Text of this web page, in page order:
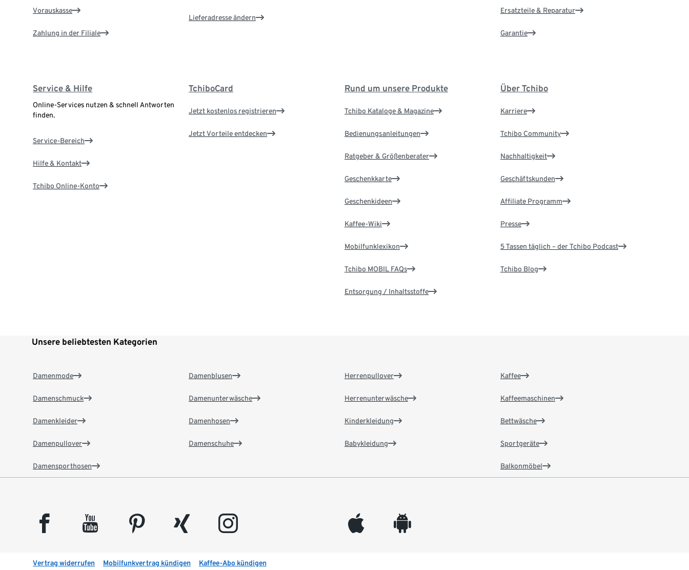
Vorauskasse
Zahlung in der Filiale
Lieferadresse ändern
Ersatzteile & Reparatur
Garantie
Service & Hilfe
Online-Services nutzen & schnell Antworten
finden.
Service-Bereich
Hilfe & Kontakt
Tchibo Online-Konto
TchiboCard
Jetzt kostenlos registrieren
Jetzt Vorteile entdecken
Rund um unsere Produkte
Tchibo Kataloge & Magazine
Bedienungsanleitungen
Ratgeber & Größenberater
Geschenkkarte
Geschenkideen
Kaffee-Wiki
Mobilfunklexikon
Tchibo MOBIL FAQs
Entsorgung / Inhaltsstoffe
Über Tchibo
Karriere
Tchibo Community
Nachhaltigkeit
Geschäftskunden
Affiliate Programm
Presse
5 Tassen täglich – der Tchibo Podcast
Tchibo Blog
Unsere beliebtesten Kategorien
Damenmode
Damenschmuck
Damenkleider
Damenpullover
Damensporthosen
Damenblusen
Damenunterwäsche
Damenhosen
Damenschuhe
Herrenpullover
Herrenunterwäsche
Kinderkleidung
Babykleidung
Kaffee
Kaffeemaschinen
Bettwäsche
Sportgeräte
Balkonmöbel
facebook youtube pinterest xing instagram appleinc android
Vertrag widerrufen Mobilfunkvertrag kündigen Kaffee-Abo kündigen